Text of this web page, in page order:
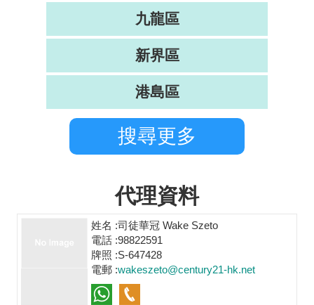
九龍區
新界區
港島區
搜尋更多
代理資料
姓名 :司徒華冠 Wake Szeto
電話 :98822591
牌照 :S-647428
電郵 :wakeszeto@century21-hk.net